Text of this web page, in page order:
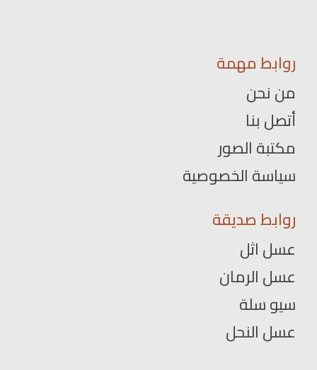
روابط مهمة
من نحن
أتصل بنا
مكتبة الصور
سياسة الخصوصية
روابط صديقة
عسل اثل
عسل الرمان
سيو سلة
عسل النحل